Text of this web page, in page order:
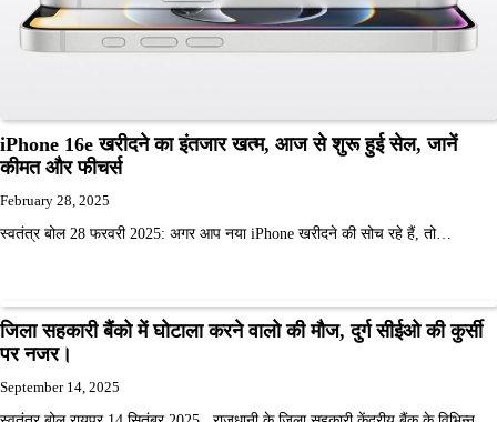
iPhone 16e खरीदने का इंतजार खत्म, आज से शुरू हुई सेल, जानें
कीमत और फीचर्स
February 28, 2025
स्वतंत्र बोल 28 फरवरी 2025: अगर आप नया iPhone खरीदने की सोच रहे हैं, तो…
जिला सहकारी बैंको में घोटाला करने वालो की मौज, दुर्ग सीईओ की कुर्सी
पर नजर।
September 14, 2025